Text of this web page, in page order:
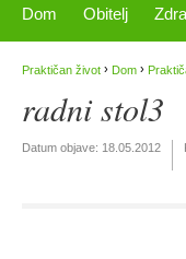
Dom Obitelj
Praktičan život › Dom ›
radni stol3
Datum objave: 18.05.2012